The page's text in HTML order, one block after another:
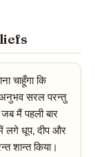
चाहूँगा कि
अनुभव सरल परन्तु
मैं पहली बार
में लगे धूप, दीप और
शान्त किया।